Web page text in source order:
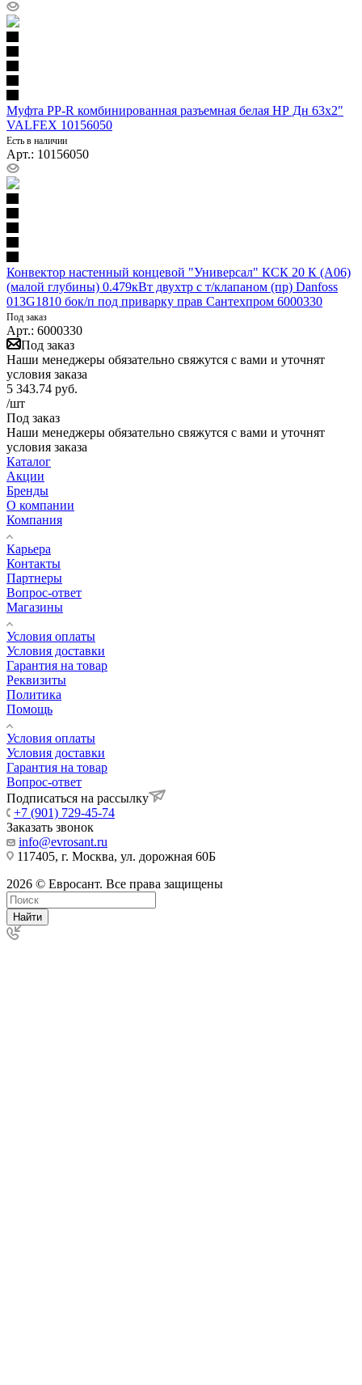
Муфта PP-R комбинированная разъемная белая НР Дн 63х2"
VALFEX 10156050
Есть в наличии
Арт.: 10156050
Конвектор настенный концевой "Универсал" КСК 20 К (А06)
(малой глубины) 0.479кВт двухтр с т/клапаном (пр) Danfoss
013G1810 бок/п под приварку прав Сантехпром 6000330
Под заказ
Арт.: 6000330
Под заказ
Наши менеджеры обязательно свяжутся с вами и уточнят
условия заказа
5 343.74 руб.
/шт
Под заказ
Наши менеджеры обязательно свяжутся с вами и уточнят
условия заказа
Каталог
Акции
Бренды
О компании
Компания
Карьера
Контакты
Партнеры
Вопрос-ответ
Магазины
Условия оплаты
Условия доставки
Гарантия на товар
Реквизиты
Политика
Помощь
Условия оплаты
Условия доставки
Гарантия на товар
Вопрос-ответ
Подписаться на рассылку
+7 (901) 729-45-74
Заказать звонок
info@evrosant.ru
117405, г. Москва, ул. дорожная 60Б
2026 © Евросант. Все права защищены
Найти